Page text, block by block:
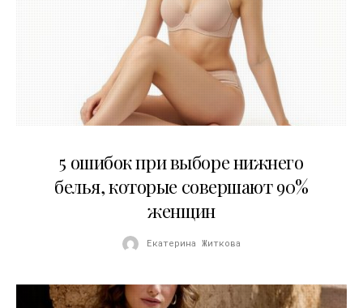
5 ошибок при выборе нижнего
белья, которые совершают 90%
женщин
Екатерина Житкова